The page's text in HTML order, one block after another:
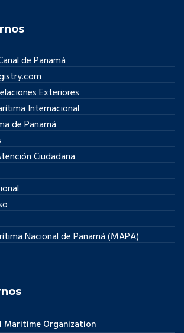
de Panamá
Exteriores
Internacional
de Panamá
Ciudadana
Nacional de Panamá (MAPA)
Maritime Organization